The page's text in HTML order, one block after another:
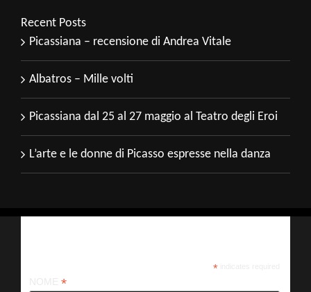
Recent Posts
Picassiana – recensione di Andrea Vitale
Albatros – Mille volti
Picassiana dal 25 al 27 maggio al Teatro degli Eroi
L’arte e le donne di Picasso espresse nella danza
*indicates required
*